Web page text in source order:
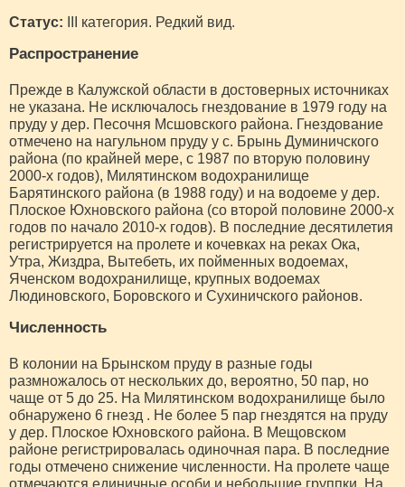
Статус: III категория. Редкий вид.
Распространение
Прежде в Калужской области в достоверных источниках
не указана. Не исключалось гнездование в 1979 году на
пруду у дер. Песочня Мсшовского района. Гнездование
отмечено на нагульном пруду у с. Брынь Думиничского
района (по крайней мере, с 1987 по вторую половину
2000-х годов), Милятинском водохранилище
Барятинского района (в 1988 году) и на водоеме у дер.
Плоское Юхновского района (со второй половине 2000-х
годов по начало 2010-х годов). В последние десятилетия
регистрируется на пролете и кочевках на реках Ока,
Утра, Жиздра, Вытебеть, их пойменных водоемах,
Яченском водохранилище, крупных водоемах
Людиновского, Боровского и Сухиничского районов.
Численность
В колонии на Брынском пруду в разные годы
размножалось от нескольких до, вероятно, 50 пар, но
чаще от 5 до 25. На Милятинском водохранилище было
обнаружено 6 гнезд . Не более 5 пар гнездятся на пруду
у дер. Плоское Юхновского района. В Мещовском
районе регистрировалась одиночная пара. В последние
годы отмечено снижение численности. На пролете чаще
отмечаются единичные особи и небольшие группки. На